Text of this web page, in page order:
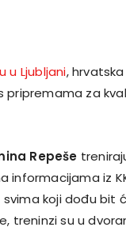
u Ljubljani,
za
Repeše
informacijama iz
koji dođu bit
treninzi su u